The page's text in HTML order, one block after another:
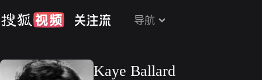
导航
Kaye Ballard